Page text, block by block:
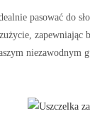
pasować do
niezawodnym